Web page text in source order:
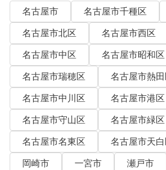
名古屋市 名古屋市千種区
名古屋市北区
名古屋市西区
名古屋市中区
名古屋市昭和区
名古屋市瑞穂区
名古屋市熱
名古屋市中川区
名古屋市港区
名古屋市守山区
名古屋市緑区
名古屋市名東区
名古屋市天
岡崎市
一宮市 瀬戸市